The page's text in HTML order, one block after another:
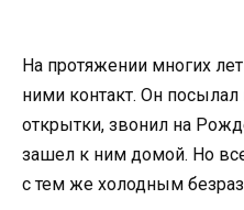
На протяжении многих
ними контакт. Он
открытки, звонил на
зашел к ним домой. Но
с тем же холодным